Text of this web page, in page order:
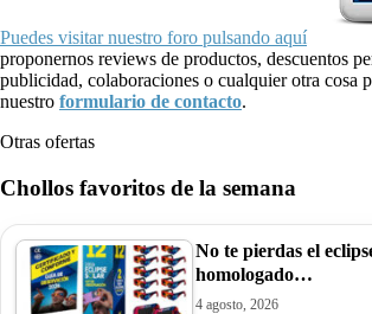
Puedes visitar nuestro foro pulsando aquí
proponernos reviews de productos, descuentos
publicidad, colaboraciones o cualquier otra cosa
nuestro formulario de contacto.
Otras ofertas
Chollos favoritos de la semana
No te pierdas el
homologado…
4 agosto, 2026